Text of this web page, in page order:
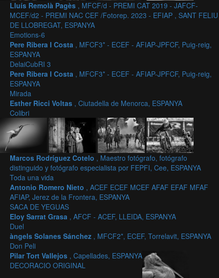
Lluís Remolà Pagès , MFCF/d - PREMI CAT 2019 - JAFCF-
MCEF/d2 - PREMI NAC CEF /Fotorep. 2023 - EFIAP , SANT FELIU
DE LLOBREGAT, ESPANYA
Emotions-6
Pere Ribera I Costa , MFCF3* - ECEF - AFIAP-JPFCF, Puig-reig,
ESPANYA
DelaiCubRI 3
Pere Ribera I Costa , MFCF3* - ECEF - AFIAP-JPFCF, Puig-reig,
ESPANYA
Mirada
Esther Ricci Voltas , Ciutadella de Menorca, ESPANYA
Colibri
Marcos Rodríguez Cotelo , Maestro fotógrafo, fotógrafo
distinguido y fotógrafo especialista por FEPFI, Cee, ESPANYA
Toda una vida
Antonio Romero Nieto , ACEF ECEF MCEF AFAF EFAF MFAF
AFIAP, Jerez de la Frontera, ESPANYA
SACA DE YEGUAS
Eloy Sarrat Grasa , AFCF - ACEF, LLEIDA, ESPANYA
Duel
àngels Solanes Sánchez , MFCF2*, ECEF, Torrelavit, ESPANYA
Don Peli
Pilar Tort Vallejos , Capellades, ESPANYA
DECORACIO ORIGINAL